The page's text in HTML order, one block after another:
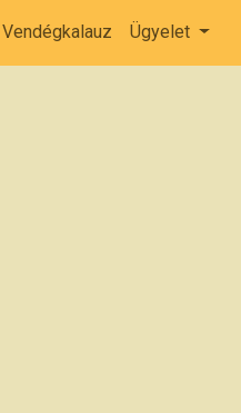
Vendégkalauz Ügyelet